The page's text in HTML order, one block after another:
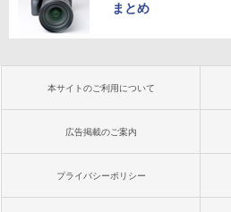
まとめ
本サイトのご利用について
広告掲載のご案内
プライバシーポリシー